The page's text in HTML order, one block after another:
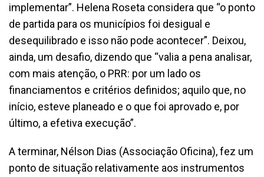
implementar”. Helena Roseta considera que “o ponto
de partida para os municípios foi desigual e
desequilibrado e isso não pode acontecer”. Deixou,
ainda, um desafio, dizendo que “valia a pena analisar,
com mais atenção, o PRR: por um lado os
financiamentos e critérios definidos; aquilo que, no
início, esteve planeado e o que foi aprovado e, por
último, a efetiva execução”.
A terminar, Nélson Dias (Associação Oficina), fez um
ponto de situação relativamente aos instrumentos